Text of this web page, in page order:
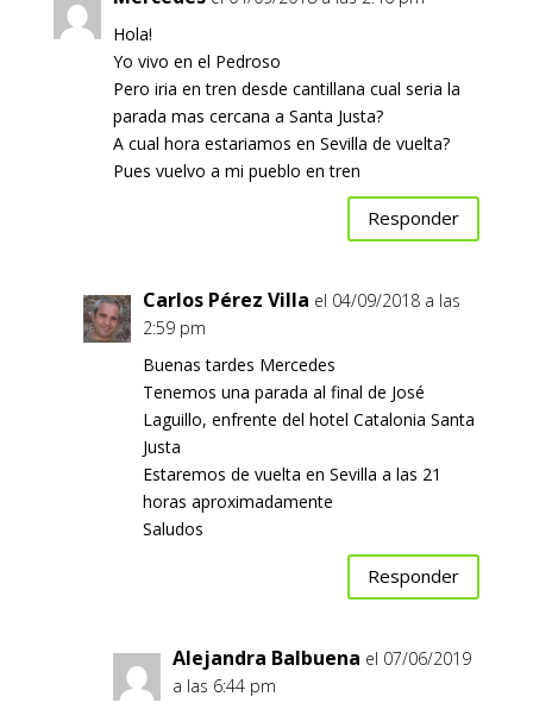
Hola!
Yo vivo en el Pedroso
Pero iria en tren desde cantillana cual seria la
parada mas cercana a Santa Justa?
A cual hora estariamos en Sevilla de vuelta?
Pues vuelvo a mi pueblo en tren
Responder
Carlos Pérez Villa el 04/09/2018 a las
2:59 pm
Buenas tardes Mercedes
Tenemos una parada al final de José
Laguillo, enfrente del hotel Catalonia Santa
Justa
Estaremos de vuelta en Sevilla a las 21
horas aproximadamente
Saludos
Responder
Alejandra Balbuena el 07/06/2019
a las 6:44 pm